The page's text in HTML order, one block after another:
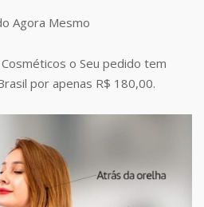
Agora Mesmo
o Seu pedido tem
por apenas R$ 180,00.